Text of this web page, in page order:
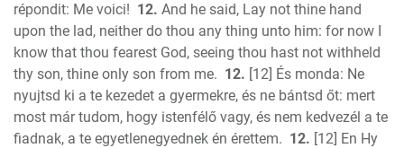
répondit: Me voici! 12. And he said, Lay not thine hand
upon the lad, neither do thou any thing unto him: for now I
know that thou fearest God, seeing thou hast not withheld
thy son, thine only son from me. 12. [12] És monda: Ne
nyujtsd ki a te kezedet a gyermekre, és ne bántsd őt: mert
most már tudom, hogy istenfélő vagy, és nem kedvezél a te
fiadnak, a te egyetlenegyednek én érettem. 12. [12] En Hy